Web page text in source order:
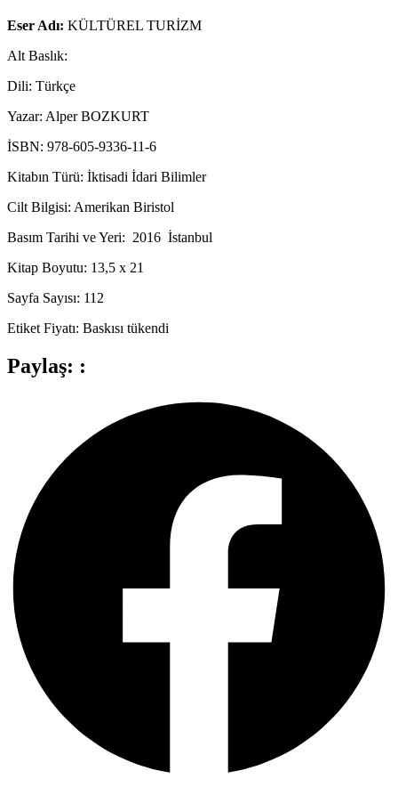
Eser Adı: KÜLTÜREL TURİZM
Alt Baslık:
Dili: Türkçe
Yazar: Alper BOZKURT
İSBN: 978-605-9336-11-6
Kitabın Türü: İktisadi İdari Bilimler
Cilt Bilgisi: Amerikan Biristol
Basım Tarihi ve Yeri: 2016 İstanbul
Kitap Boyutu: 13,5 x 21
Sayfa Sayısı: 112
Etiket Fiyatı: Baskısı tükendi
Paylaş: :